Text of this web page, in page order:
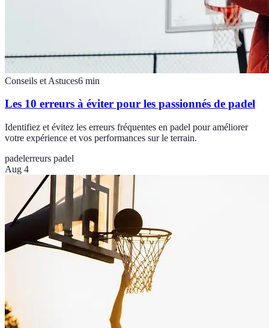
Conseils et Astuces6 min
Les 10 erreurs à éviter pour les passionnés de padel
Identifiez et évitez les erreurs fréquentes en padel pour améliorer
votre expérience et vos performances sur le terrain.
padelerreurs padel
Aug 4